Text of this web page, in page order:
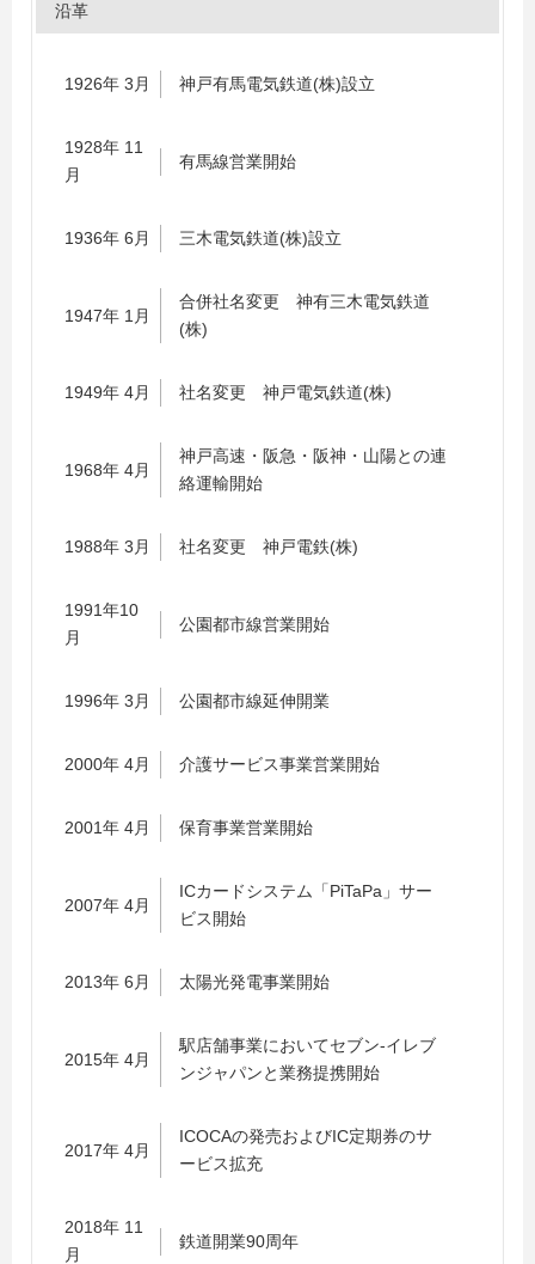
沿革
1926年 3月 神戸有馬電気鉄道(株)設立
1928年 11
月
有馬線営業開始
1936年 6月 三木電気鉄道(株)設立
1947年 1月
合併社名変更 神有三木電気鉄道
(株)
1949年 4月 社名変更 神戸電気鉄道(株)
1968年 4月
神戸高速・阪急・阪神・山陽との連
絡運輸開始
1988年 3月 社名変更 神戸電鉄(株)
1991年10
月
公園都市線営業開始
1996年 3月 公園都市線延伸開業
2000年 4月 介護サービス事業営業開始
2001年 4月 保育事業営業開始
2007年 4月
ICカードシステム「PiTaPa」サー
ビス開始
2013年 6月 太陽光発電事業開始
2015年 4月
駅店舗事業においてセブン-イレブ
ンジャパンと業務提携開始
2017年 4月
ICOCAの発売およびIC定期券のサ
ービス拡充
2018年 11
月
鉄道開業90周年